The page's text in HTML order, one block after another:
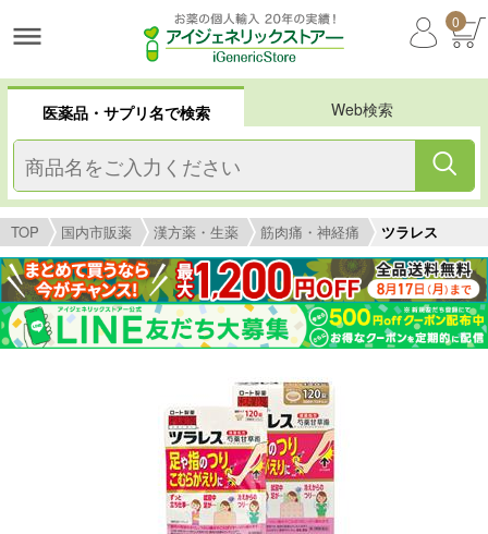
0
医薬品・サプリ名で検索 Web検索
TOP 国内市販薬 漢方薬・生薬 筋肉痛・神経痛 ツラレス